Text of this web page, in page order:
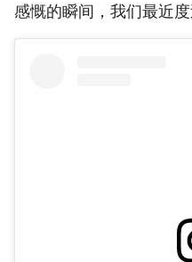
感慨的瞬间，我们最近